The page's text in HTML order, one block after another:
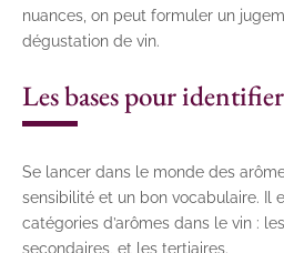
nuances, on peut formuler un
dégustation de vin.
Les bases pour
Se lancer dans le monde des
sensibilité et un bon vocabulaire. Il
catégories d’arômes dans le vin :
secondaires, et les tertiaires.